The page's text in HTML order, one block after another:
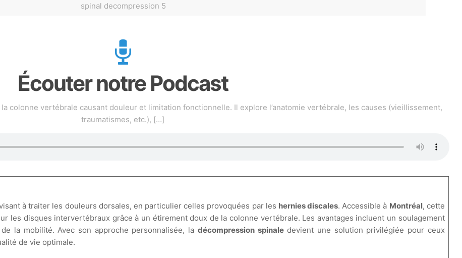
spinal decompression 5
Écouter notre Podcast
colonne vertébrale causant douleur et limitation fonctionnelle. Il explore l’anatomie vertébrale, les causes (vieillissement,
traumatismes, etc.), […]
à traiter les douleurs dorsales, en particulier celles provoquées par les hernies discales. Accessible à Montréal, cette
les disques intervertébraux grâce à un étirement doux de la colonne vertébrale. Les avantages incluent un soulagement
la mobilité. Avec son approche personnalisée, la décompression spinaledevient une solution privilégiée pour ceux
de vie optimale.